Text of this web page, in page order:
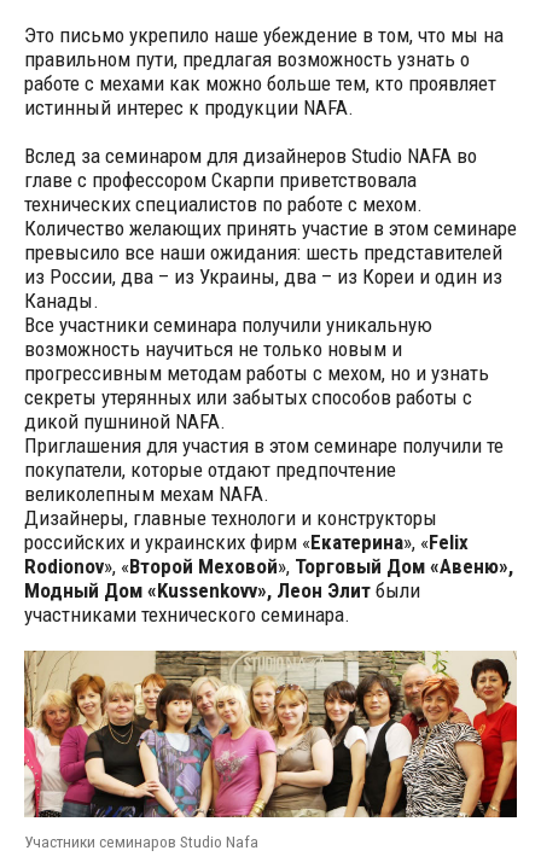
Это письмо укрепило наше убеждение в том, что мы на
правильном пути, предлагая возможность узнать о
работе с мехами как можно больше тем, кто проявляет
истинный интерес к продукции NAFA.
Вслед за семинаром для дизайнеров Studio NAFA во
главе с профессором Скарпи приветствовала
технических специалистов по работе с мехом.
Количество желающих принять участие в этом семинаре
превысило все наши ожидания: шесть представителей
из России, два – из Украины, два – из Кореи и один из
Канады.
Все участники семинара получили уникальную
возможность научиться не только новым и
прогрессивным методам работы с мехом, но и узнать
секреты утерянных или забытых способов работы с
дикой пушниной NAFA.
Приглашения для участия в этом семинаре получили те
покупатели, которые отдают предпочтение
великолепным мехам NAFA.
Дизайнеры, главные технологи и конструкторы
российских и украинских фирм «Екатерина», «Felix
Rodionov», «Второй Меховой», Торговый Дом «Авеню»,
Модный Дом «Kussenkovv», Леон Элитбыли
участниками технического семинара.
Участники семинаров Studio Nafa